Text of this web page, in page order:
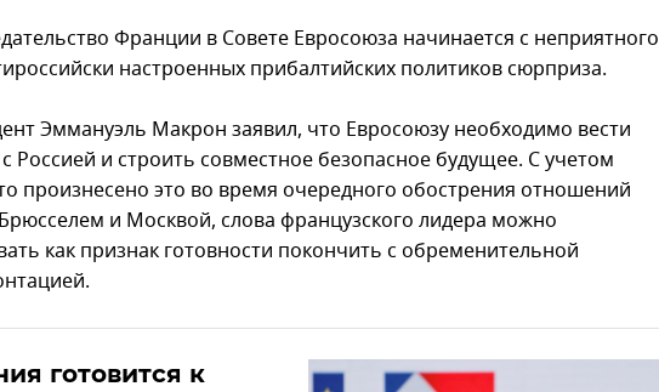
Франции в Совете Евросоюза начинается с неприятного
настроенных прибалтийских политиков сюрприза.
Эммануэль Макрон заявил, что Евросоюзу необходимо вести
Россией и строить совместное безопасное будущее. С учетом
произнесено это во время очередного обострения отношений
и Москвой, слова французского лидера можно
как признак готовности покончить с обременительной
готовится к